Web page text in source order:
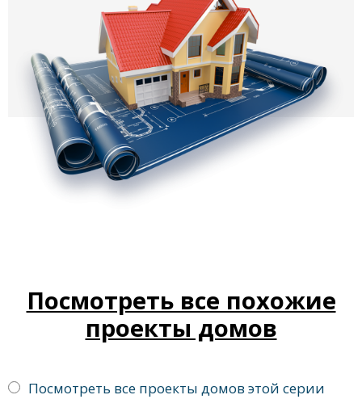
Посмотреть все похожие
проекты домов
Посмотреть все проекты домов этой серии